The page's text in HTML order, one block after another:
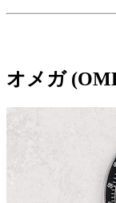
オメガ